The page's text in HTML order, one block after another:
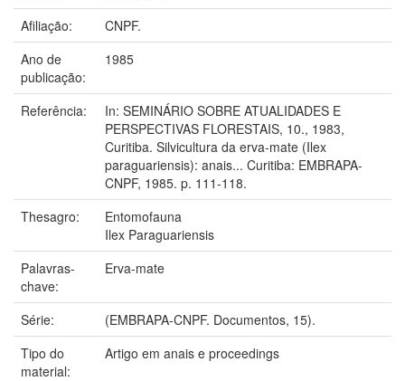
Afiliação:
CNPF.
Ano de
publicação:
1985
Referência:
In: SEMINÁRIO SOBRE ATUALIDADES E
PERSPECTIVAS FLORESTAIS, 10., 1983,
Curitiba. Silvicultura da erva-mate (Ilex
paraguariensis): anais... Curitiba: EMBRAPA-
CNPF, 1985. p. 111-118.
Thesagro:
Entomofauna
Ilex Paraguariensis
Palavras-
chave:
Erva-mate
Série:
(EMBRAPA-CNPF. Documentos, 15).
Tipo do
material:
Artigo em anais e proceedings